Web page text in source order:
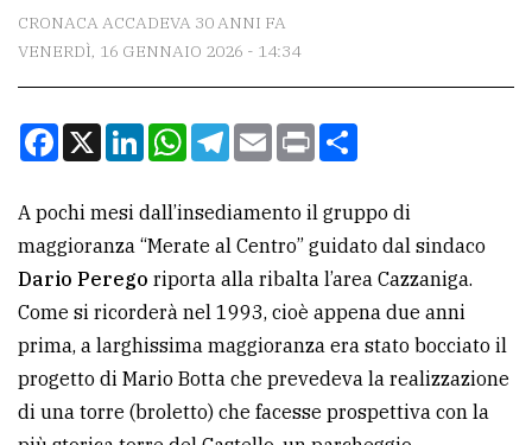
Per
la
tua
pubblicità
CERCA
Cerca
per
comune
Ricerca
avanzata
CRONACA ACCADEVA 30 ANNI FA
VENERDÌ, 16 GENNAIO 2026 - 14:34
Facebook
X LinkedInWhatsApp
Telegram
EmailPrint
A pochi mesi dall’insediamento il gruppo di
maggioranza “Merate al Centro” guidato dal sindaco
Dario Perego riporta alla ribalta l’area Cazzaniga.
Come si ricorderà nel 1993, cioè appena due anni
prima, a larghissima maggioranza era stato bocciato il
progetto di Mario Botta che prevedeva la realizzazione
di una torre (broletto) che facesse prospettiva con la